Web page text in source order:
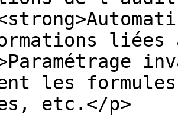
liées
les
etc.</p>